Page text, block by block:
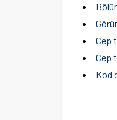
Cep
Cep
Kod